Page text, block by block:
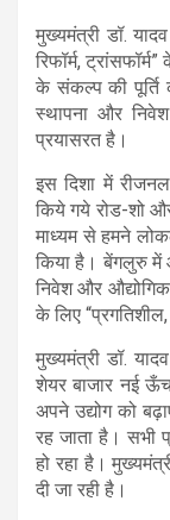
मुख्यमंत्री डॉ.
रिफॉर्म,
के संकल्प की पूर्ति
स्थापना और
प्रयासरत है।
इस दिशा में रीजनल
किये गये रोड-शो
माध्यम से हमने
किया है। बेंगलुरु में
निवेश और
के लिए
मुख्यमंत्री डॉ.
शेयर बाजार नई
अपने उद्योग को
रह जाता है। सभी
हो रहा है।
दी जा रही है।